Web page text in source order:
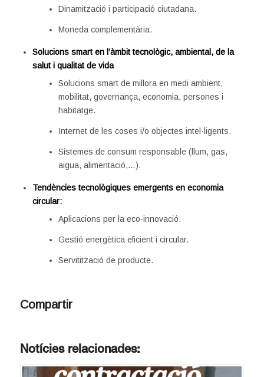
Dinamització i participació ciutadana.
Moneda complementària.
Solucions smart en l’àmbit tecnològic, ambiental, de la
salut i qualitat de vida
Solucions smart de millora en medi ambient,
mobilitat, governança, economia, persones i
habitatge.
Internet de les coses i/o objectes intel·ligents.
Sistemes de consum responsable (llum, gas,
aigua, alimentació,…).
Tendències tecnològiques emergents en economia
circular:
Aplicacions per la eco-innovació.
Gestió energètica eficient i circular.
Servitització de producte.
Compartir
Notícies relacionades: